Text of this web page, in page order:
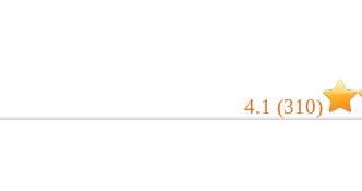
4.1 (310)